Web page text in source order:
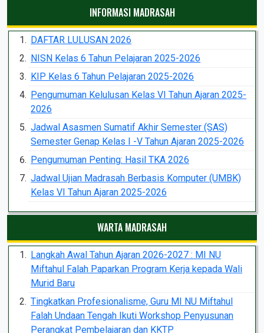
INFORMASI MADRASAH
DAFTAR LULUSAN 2026
NISN Kelas 6 Tahun Pelajaran 2025-2026
KIP Kelas 6 Tahun Pelajaran 2025-2026
Pengumuman Kelulusan Kelas VI Tahun Ajaran 2025-
2026
Jadwal Asasmen Sumatif Akhir Semester (SAS)
Semester Genap Kelas I -V Tahun Ajaran 2025-2026
Pengumuman Penting: Hasil TKA 2026
Jadwal Ujian Madrasah Berbasis Komputer (UMBK)
Kelas VI Tahun Ajaran 2025-2026
WARTA MADRASAH
Langkah Awal Tahun Ajaran 2026-2027 : MI NU
Miftahul Falah Paparkan Program Kerja kepada Wali
Murid Baru
Tingkatkan Profesionalisme, Guru MI NU Miftahul
Falah Undaan Tengah Ikuti Workshop Penyusunan
Perangkat Pembelajaran dan KKTP